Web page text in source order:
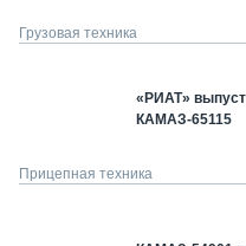
Грузовая техника
«РИАТ»
КАМАЗ-65115
Прицепная техника